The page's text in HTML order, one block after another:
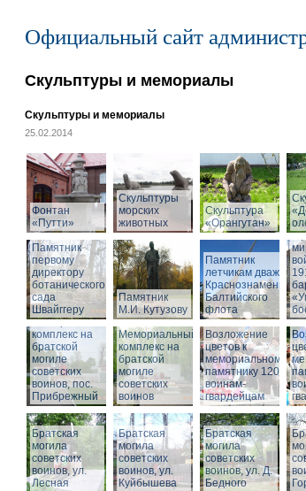
Официальный сайт
Скульптуры и мемориалы
Скульптуры и мемориалы
25.02.2014
Фонтан
«Путти»
Скульптуры
морских
животных
Скульптура
«Орангутан»
Памятник
первому
директору
ботанического
сада
Швайггеру
Памятник
М.И. Кутузову
Памятник
летчикам дважды
Краснознаменного
Балтийского
флота
Мемориальный
комплекс на
братской
могиле
советских
воинов, пос.
Прибрежный
Мемориальный
комплекс на
братской
могиле
советских
воинов
Возложение
цветов к
мемориальному
памятнику 1200
воинам-
гвардейцам
Братская
могила
советских
воинов, ул.
Лесная
Братская
могила
советских
воинов, ул.
Куйбышева
Братская
могила
советских
воинов, ул. Д.
Бедного